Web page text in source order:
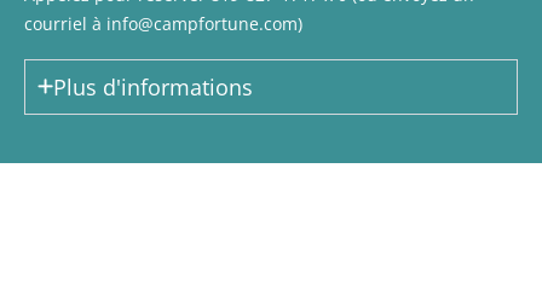
courriel à info@campfortune.com)
Plus d'informations